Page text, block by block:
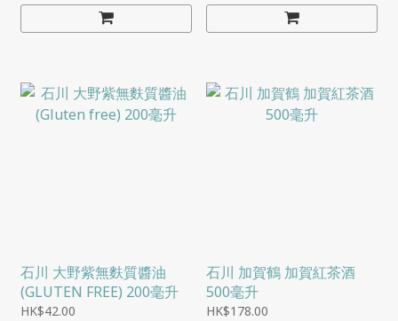
石川 大野紫無麩質醬油
(GLUTEN FREE) 200毫升
HK$42.00
石川 加賀鶴 加賀紅茶酒
500毫升
HK$178.00